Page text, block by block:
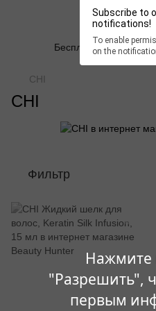
Нажмите
"Разрешить",
первым
Subscribe to
notifications!
To enable
on the
Beauty
Бесплатная доставка
CHI
CHI
Фильтр